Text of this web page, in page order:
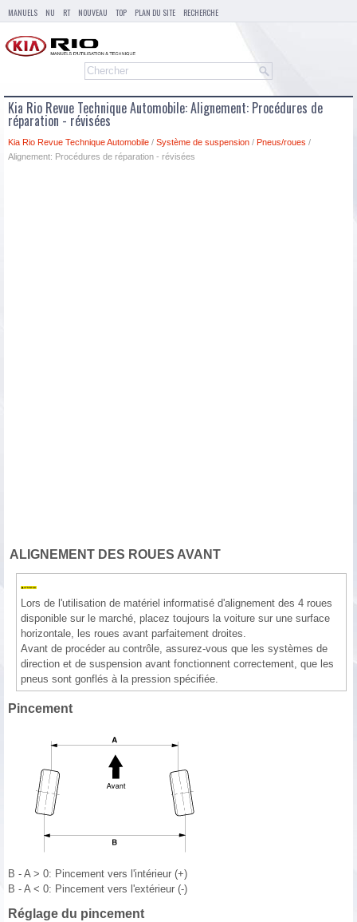
MANUELS NU RT NOUVEAU TOP PLAN DU SITE RECHERCHE
Kia Rio Revue Technique Automobile: Alignement: Procédures de
réparation - révisées
Kia Rio Revue Technique Automobile / Système de suspension / Pneus/roues /
Alignement: Procédures de réparation - révisées
ALIGNEMENT DES ROUES AVANT
Lors de l'utilisation de matériel informatisé d'alignement des 4 roues
disponible sur le marché, placez toujours la voiture sur une surface
horizontale, les roues avant parfaitement droites.
Avant de procéder au contrôle, assurez-vous que les systèmes de
direction et de suspension avant fonctionnent correctement, que les
pneus sont gonflés à la pression spécifiée.
Pincement
B - A > 0: Pincement vers l'intérieur (+)
B - A < 0: Pincement vers l'extérieur (-)
Réglage du pincement